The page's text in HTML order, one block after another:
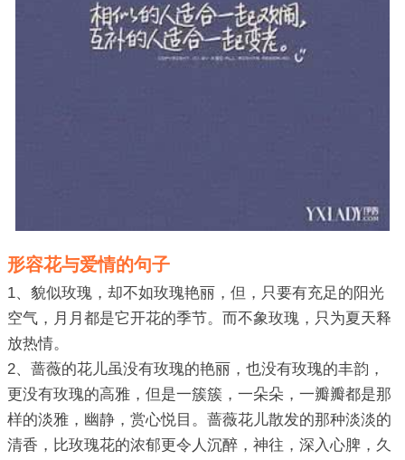
形容花与爱情的句子
1、貌似玫瑰，却不如玫瑰艳丽，但，只要有充足的阳光
空气，月月都是它开花的季节。而不象玫瑰，只为夏天释
放热情。
2、蔷薇的花儿虽没有玫瑰的艳丽，也没有玫瑰的丰韵，
更没有玫瑰的高雅，但是一簇簇，一朵朵，一瓣瓣都是那
样的淡雅，幽静，赏心悦目。蔷薇花儿散发的那种淡淡的
清香，比玫瑰花的浓郁更令人沉醉，神往，深入心脾，久